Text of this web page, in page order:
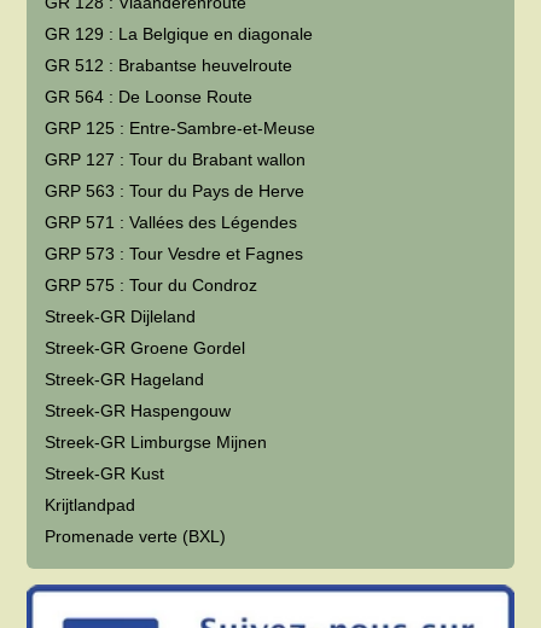
GR 129 : La Belgique en diagonale
GR 512 : Brabantse heuvelroute
GR 564 : De Loonse Route
GRP 125 : Entre-Sambre-et-Meuse
GRP 127 : Tour du Brabant wallon
GRP 563 : Tour du Pays de Herve
GRP 571 : Vallées des Légendes
GRP 573 : Tour Vesdre et Fagnes
GRP 575 : Tour du Condroz
Streek-GR Dijleland
Streek-GR Groene Gordel
Streek-GR Hageland
Streek-GR Haspengouw
Streek-GR Limburgse Mijnen
Streek-GR Kust
Krijtlandpad
Promenade verte (BXL)